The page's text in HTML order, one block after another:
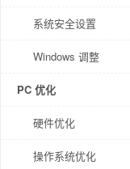
系统安全设置
Windows 调整
PC 优化
硬件优化
操作系统优化